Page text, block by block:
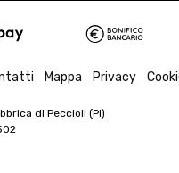
Mappa Privacy
di Peccioli (PI)